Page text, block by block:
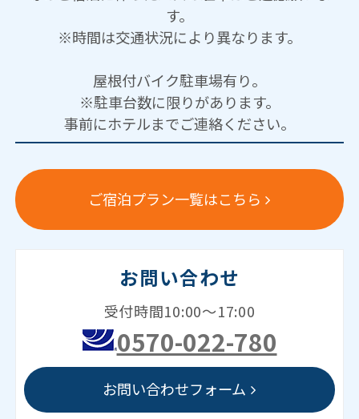
す。
※時間は交通状況により異なります。
屋根付バイク駐車場有り。
※駐車台数に限りがあります。
事前にホテルまでご連絡ください。
ご宿泊プラン一覧はこちら
お問い合わせ
受付時間10:00～17:00
0570-022-780
お問い合わせフォーム